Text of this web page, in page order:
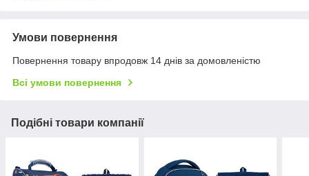
Умови повернення
Повернення товару впродовж 14 днів за домовленістю
Всі умови повернення
Подібні товари компанії